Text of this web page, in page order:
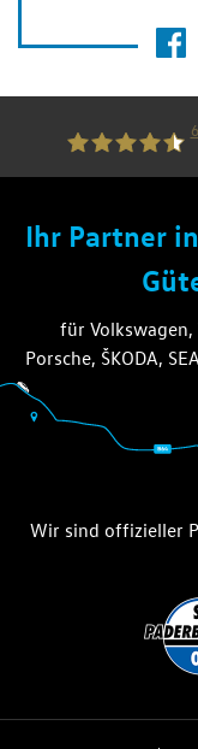
Ihr Partner
für
Porsche, ŠKODA,
Wir sind offizieller